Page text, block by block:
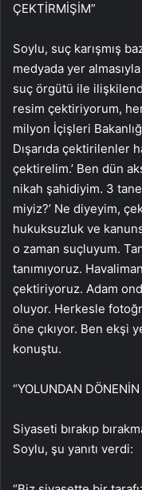
ÇEKTİRMİŞİM”
Soylu, suç karışmış
medyada yer
suç örgütü ile
resim çektiriyorum,
milyon İçişleri
Dışarıda çektirilenler
çektirelim.’ Ben dün
nikah şahidiyim. 3
miyiz?’ Ne diyeyim,
hukuksuzluk ve
o zaman suçluyum.
tanımıyoruz.
çektiriyoruz. Adam
oluyor. Herkesle
öne çıkıyor. Ben ekşi
konuştu.
“YOLUNDAN
Siyaseti bırakıp
Soylu, şu yanıtı verdi: